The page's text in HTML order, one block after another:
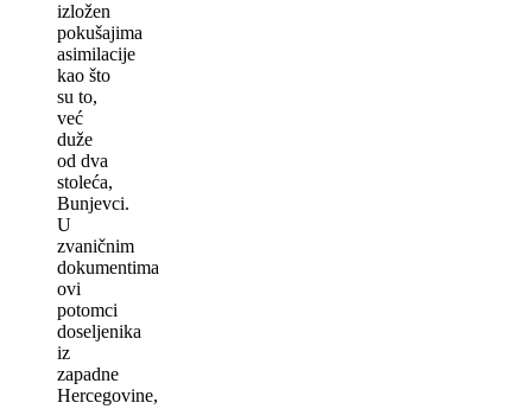
izložen
pokušajima
asimilacije
kao što
su to,
već
duže
od dva
stoleća,
Bunjevci.
U
zvaničnim
dokumentima
ovi
potomci
doseljenika
iz
zapadne
Hercegovine,